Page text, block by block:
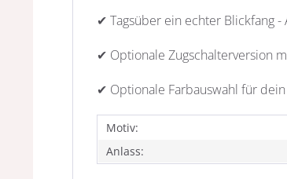
✔ Tagsüber ein echter Blickfang
✔ Optionale Zugschalterversion
✔ Optionale Farbauswahl für
Motiv:
Anlass: